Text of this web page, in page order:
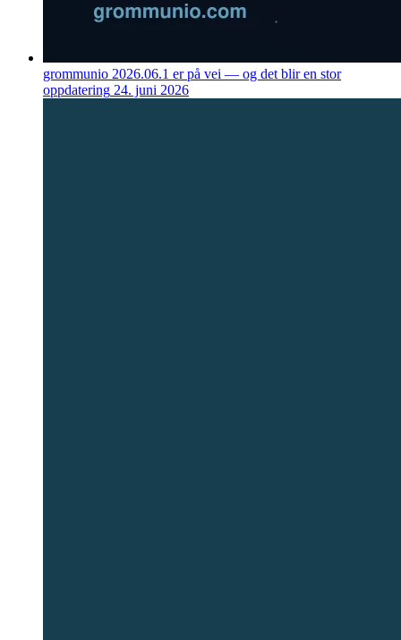
grommunio 2026.06.1 er på vei — og det blir en stor
oppdatering 24. juni 2026